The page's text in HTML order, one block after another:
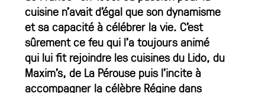
cuisine n’avait d’égal que son dynamisme
et sa capacité à célébrer la vie. C’est
sûrement ce feu qui l’a toujours animé
qui lui fit rejoindre les cuisines du Lido, du
Maxim’s, de La Pérouse puis l’incite à
accompagner la célèbre Régine dans